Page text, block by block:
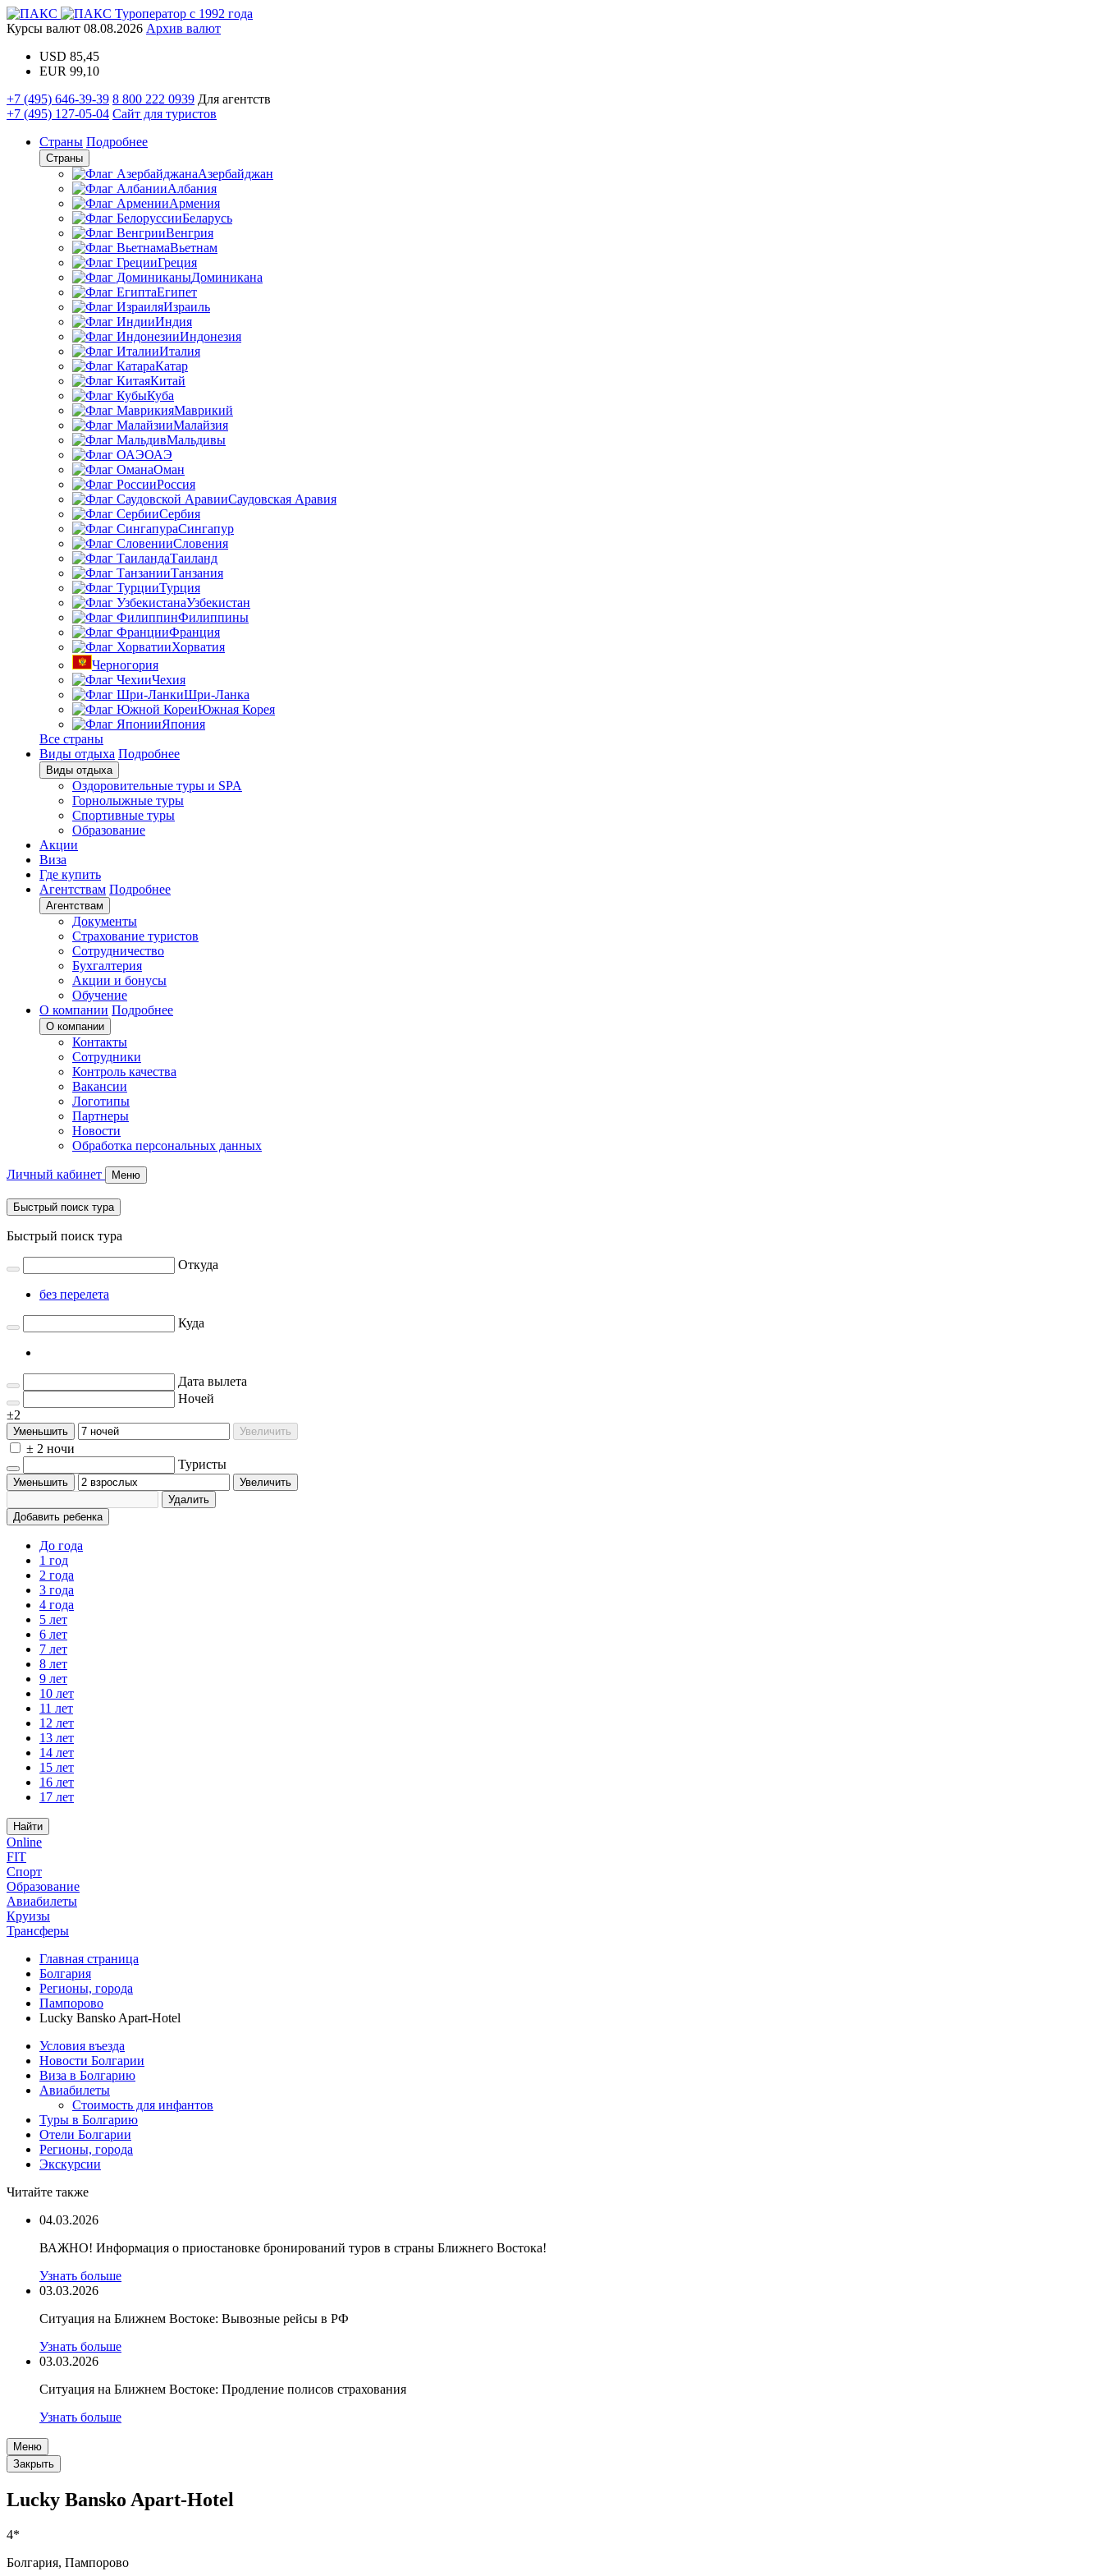
Туроператор с 1992 года
Курсы валют 08.08.2026 Архив валют
USD 85,45
EUR 99,10
+7 (495) 646-39-39 8 800 222 0939 Для агентств
+7 (495) 127-05-04 Сайт для туристов
Страны Подробнее
Страны
Азербайджан
Албания
Армения
Беларусь
Венгрия
Вьетнам
Греция
Доминикана
Египет
Израиль
Индия
Индонезия
Италия
Катар
Китай
Куба
Маврикий
Малайзия
Мальдивы
ОАЭ
Оман
Россия
Саудовская Аравия
Сербия
Сингапур
Словения
Таиланд
Танзания
Турция
Узбекистан
Филиппины
Франция
Хорватия
Черногория
Чехия
Шри-Ланка
Южная Корея
Япония
Все страны
Виды отдыха Подробнее
Виды отдыха
Оздоровительные туры и SPA
Горнолыжные туры
Спортивные туры
Образование
Акции
Виза
Где купить
Агентствам Подробнее
Агентствам
Документы
Страхование туристов
Сотрудничество
Бухгалтерия
Акции и бонусы
Обучение
О компании Подробнее
О компании
Контакты
Сотрудники
Контроль качества
Вакансии
Логотипы
Партнеры
Новости
Обработка персональных данных
Личный кабинет Меню
Быстрый поиск тура
Быстрый поиск тура
Откуда
без перелета
Куда
Дата вылета
Ночей
±2
Уменьшить Увеличить
± 2 ночи
Туристы
Уменьшить
Увеличить
Удалить
Добавить ребенка
До года
1 год
2 года
3 года
4 года
5 лет
6 лет
7 лет
8 лет
9 лет
10 лет
11 лет
12 лет
13 лет
14 лет
15 лет
16 лет
17 лет
Найти
Online
FIT
Спорт
Образование
Авиабилеты
Круизы
Трансферы
Главная страница
Болгария
Регионы, города
Пампорово
Lucky Bansko Apart-Hotel
Условия въезда
Новости Болгарии
Виза в Болгарию
Авиабилеты
Стоимость для инфантов
Туры в Болгарию
Отели Болгарии
Регионы, города
Экскурсии
Читайте также
04.03.2026
ВАЖНО! Информация о приостановке бронирований туров в страны Ближнего Востока!
Узнать больше
03.03.2026
Ситуация на Ближнем Востоке: Вывозные рейсы в РФ
Узнать больше
03.03.2026
Ситуация на Ближнем Востоке: Продление полисов страхования
Узнать больше
Меню
Закрыть
Lucky Bansko Apart-Hotel
4*
Болгария, Пампорово